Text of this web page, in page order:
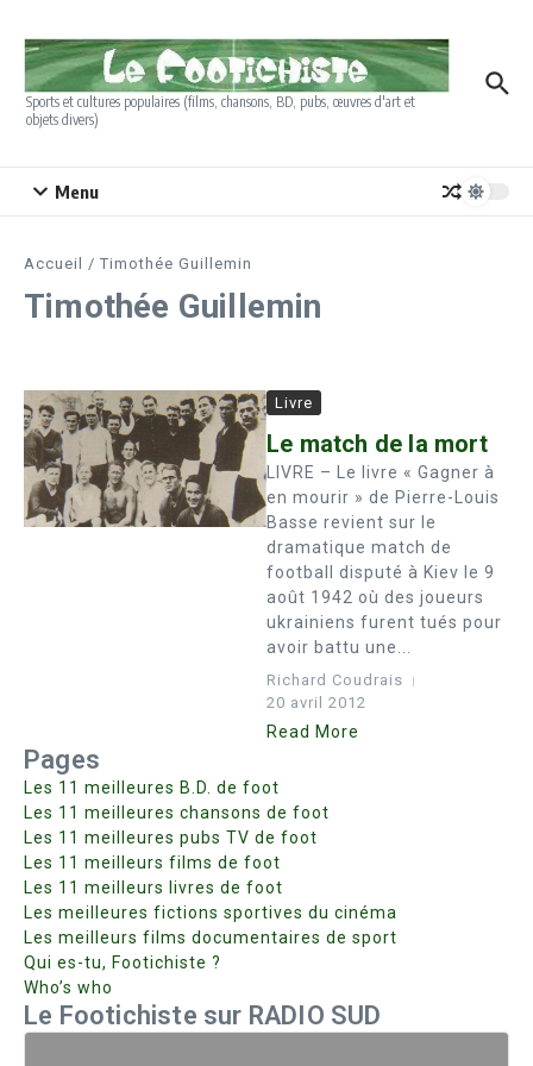
Sports et cultures populaires (films, chansons, BD, pubs, œuvres d'art et
objets divers)
Menu
Accueil / Timothée Guillemin
Timothée Guillemin
Livre
Le match de la mort
LIVRE – Le livre « Gagner à
en mourir » de Pierre-Louis
Basse revient sur le
dramatique match de
football disputé à Kiev le 9
août 1942 où des joueurs
ukrainiens furent tués pour
avoir battu une...
Richard Coudrais
20 avril 2012
Read More
Pages
Les 11 meilleures B.D. de foot
Les 11 meilleures chansons de foot
Les 11 meilleures pubs TV de foot
Les 11 meilleurs films de foot
Les 11 meilleurs livres de foot
Les meilleures fictions sportives du cinéma
Les meilleurs films documentaires de sport
Qui es-tu, Footichiste ?
Who’s who
Le Footichiste sur RADIO SUD